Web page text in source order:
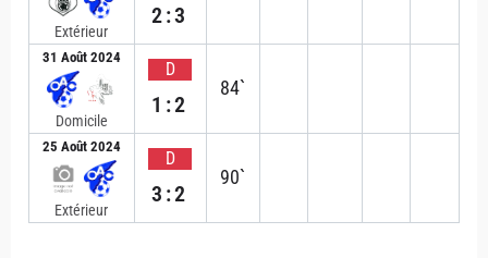
Extérieur
2:3
31 Août 2024
Domicile
D
1:2
84`
25 Août 2024
Extérieur
D
3:2
90`